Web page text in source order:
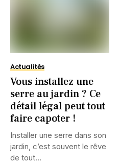
Actualités
Vous installez une
serre au jardin ? Ce
détail légal peut tout
faire capoter !
Installer une serre dans son
jardin, c’est souvent le rêve
de tout...